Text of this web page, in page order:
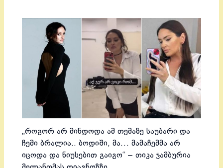
„როგორ არ მინდოდა ამ თემაზე საუბარი და
ჩემი ბრალია.. ბოდიში, მა… მამაჩემმა არ
იცოდა და ნიუსებით გაიგო“ – თიკა ჯამბურია